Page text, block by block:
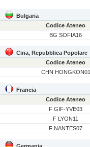
Bulgaria
Codice Ateneo
BG SOFIA16
Cina, Repubblica Popolare
Codice Ateneo
CHN HONGKON01
Francia
Codice Ateneo
F GIF-YVE03
F LYON11
F NANTES07